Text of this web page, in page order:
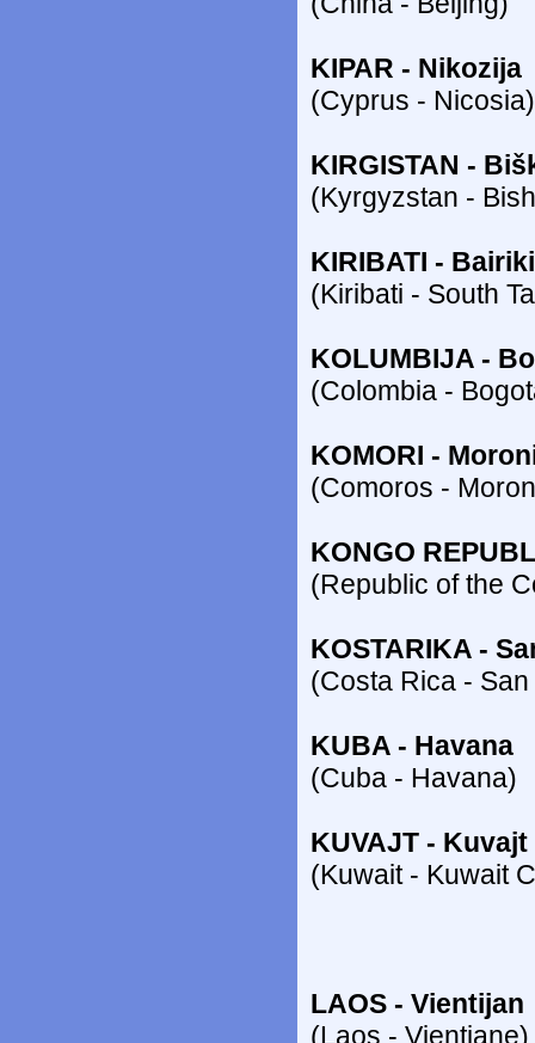
KIPAR - Nikozija
(Cyprus - Nicosia)
KIRGISTAN -
(Kyrgyzstan -
KIRIBATI -
(Kiribati - South
KOLUMBIJA -
(Colombia -
KOMORI -
(Comoros -
KONGO
(Republic of the
KOSTARIKA -
(Costa Rica -
KUBA - Havana
(Cuba - Havana)
KUVAJT - Kuvajt
(Kuwait - Kuwait
LAOS - Vientijan
(Laos - Vientiane)